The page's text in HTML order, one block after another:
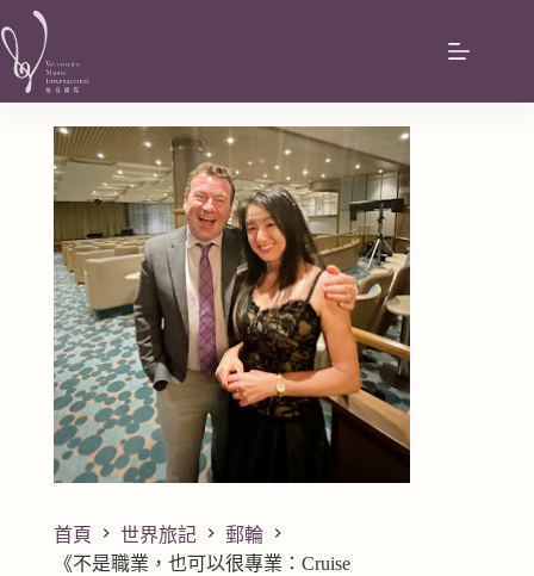
首頁 世界旅記
郵輪
《不是職業，也可以很專業：Cruise